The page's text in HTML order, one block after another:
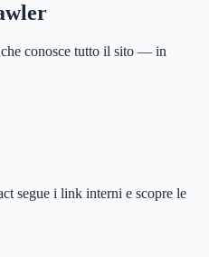
conosce tutto il sito — in
segue i link interni e scopre le